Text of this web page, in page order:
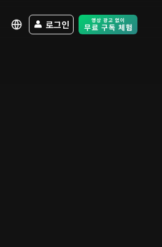
로그인 Free Trial -